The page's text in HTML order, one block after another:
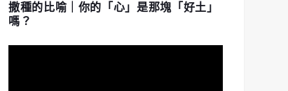
撒種的比喻｜你的「心」是那塊「好土」
嗎？